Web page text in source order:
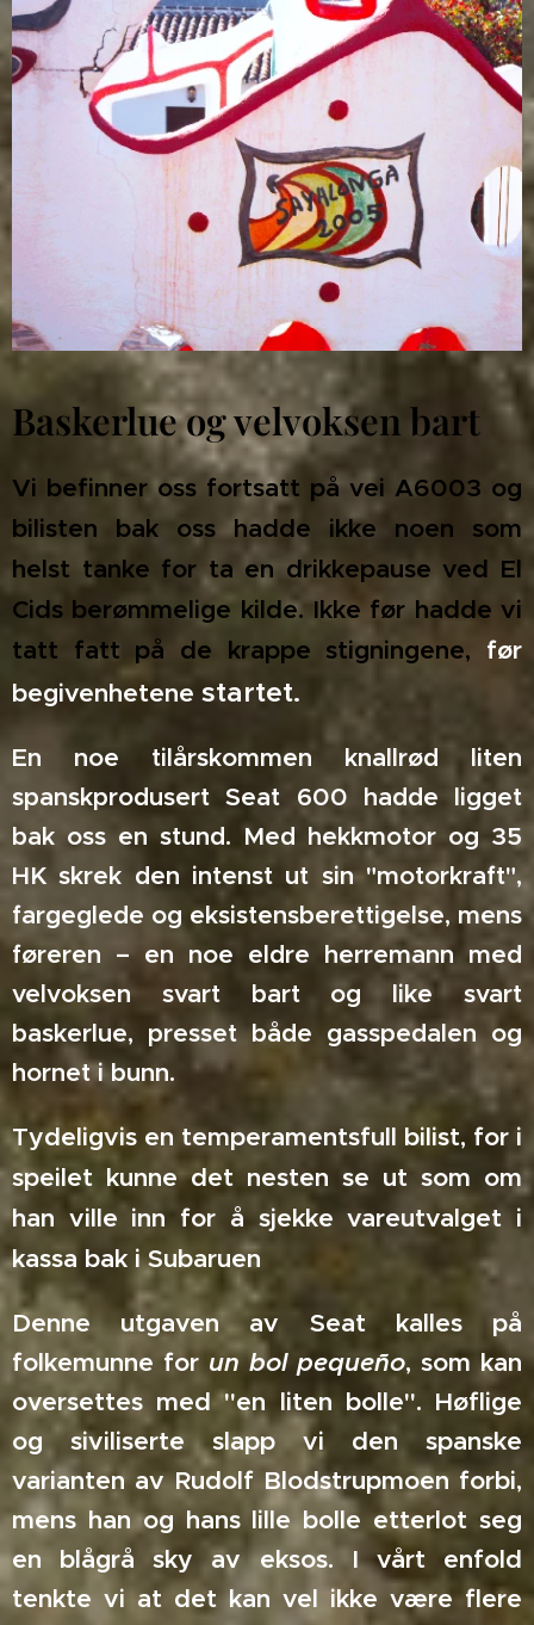
Baskerlue og velvoksen bart
Vi befinner oss fortsatt på vei A6003 og
bilisten bak oss hadde ikke noen som
helst tanke for ta en drikkepause ved El
Cids berømmelige kilde. Ikke før hadde vi
tatt fatt på de krappe stigningene, før
begivenhetene startet.
En noe tilårskommen knallrød liten
spanskprodusert Seat 600 hadde ligget
bak oss en stund. Med hekkmotor og 35
HK skrek den intenst ut sin "motorkraft",
fargeglede og eksistensberettigelse, mens
føreren – en noe eldre herremann med
velvoksen svart bart og like svart
baskerlue, presset både gasspedalen og
hornet i bunn.
Tydeligvis en temperamentsfull bilist, for i
speilet kunne det nesten se ut som om
han ville inn for å sjekke vareutvalget i
kassa bak i Subaruen
Denne utgaven av Seat kalles på
folkemunne for un bol pequeño, som kan
oversettes med "en liten bolle". Høflige
og siviliserte slapp vi den spanske
varianten av Rudolf Blodstrupmoen forbi,
mens han og hans lille bolle etterlot seg
en blågrå sky av eksos. I vårt enfold
tenkte vi at det kan vel ikke være flere